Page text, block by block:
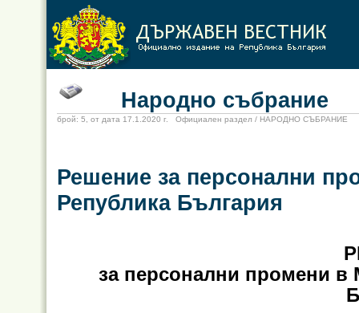
Народно събрание
брой: 5, от дата 17.1.2020 г. Официален раздел / НАРОДНО СЪБРАНИЕ
Решение за персонални
Република България
за персонални промени в